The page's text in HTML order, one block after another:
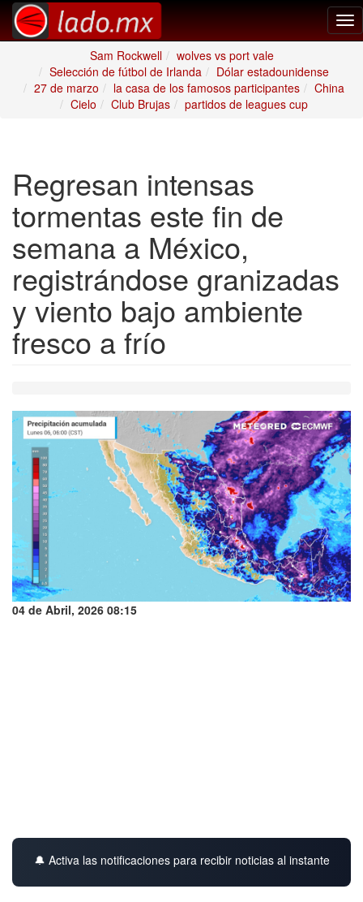
Sam Rockwell
wolves vs port vale
Selección de fútbol de Irlanda
Dólar estadounidense
27 de marzo
la casa de los famosos participantes
China
Cielo
Club Brujas partidos de leagues cup
Regresan intensas
tormentas este fin de
semana a México,
registrándose granizadas
y viento bajo ambiente
fresco a frío
04 de Abril, 2026 08:15
🔔 Activa las notificaciones para recibir noticias al instante